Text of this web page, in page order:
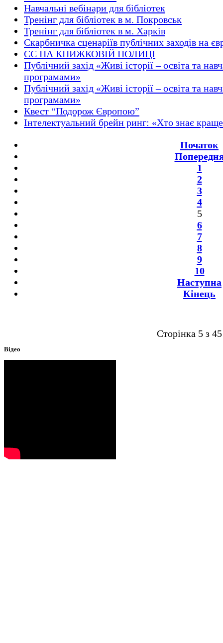
Навчальні вебінари для бібліотек
Тренінг для бібліотек в м. Покровськ
Тренінг для бібліотек в м. Харків
Скарбничка сценаріїв публічних заходів на
ЄС НА КНИЖКОВІЙ ПОЛИЦІ
Публічний захід «Живі історії – освіта та
програмами»
Публічний захід «Живі історії – освіта та
програмами»
Квест “Подорож Європою”
Інтелектуальний брейн ринг: «Хто знає
Початок
1
2
3
4
5
6
7
8
9
10
Наступна
Кінець
Сторінка 5 з 45
Відео